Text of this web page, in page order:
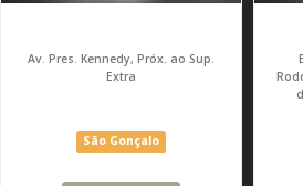
Av. Pres. Kennedy, Próx. ao Sup.
Extra
São Gonçalo